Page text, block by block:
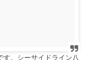
。シーサイドライン八